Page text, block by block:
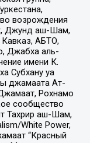
возрождения
Джунд аш-Шам,
АБТО,
Джабха аль-
имени К.
Субхану уа
джамаата Ат-
Рохнамо
сообщество
Тахрир аш-Шам,
White Power,
“Красный